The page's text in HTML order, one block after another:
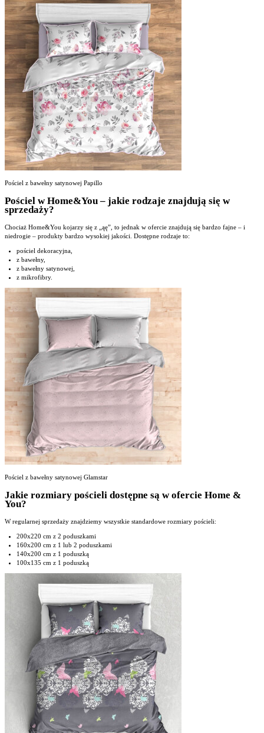
Pościel z bawełny satynowej Papillo
Pościel w Home&You – jakie rodzaje znajdują się w
sprzedaży?
Chociaż Home&You kojarzy się z „ąę”, to jednak w ofercie znajdują się bardzo fajne – i
niedrogie – produkty bardzo wysokiej jakości. Dostępne rodzaje to:
pościel dekoracyjna,
z bawełny,
z bawełny satynowej,
z mikrofibry.
Pościel z bawełny satynowej Glamstar
Jakie rozmiary pościeli dostępne są w ofercie Home &
You?
W regularnej sprzedaży znajdziemy wszystkie standardowe rozmiary pościeli:
200x220 cm z 2 poduszkami
160x200 cm z 1 lub 2 poduszkami
140x200 cm z 1 poduszką
100x135 cm z 1 poduszką